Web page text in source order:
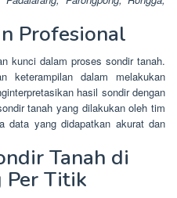
Profesional
kunci dalam proses sondir tanah.
keterampilan dalam melakukan
hasil sondir dengan
tanah yang dilakukan oleh tim
data yang didapatkan akurat dan
Tanah di
Per Titik